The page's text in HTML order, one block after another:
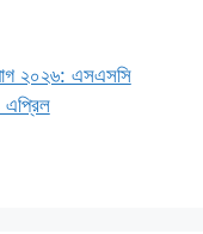
২০২৬: এসএসসি